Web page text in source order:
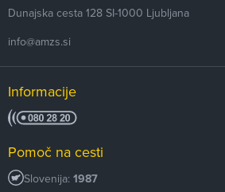
Dunajska cesta 128 SI-1000 Ljubljana
info@amzs.si
Informacije
Pomoč na cesti
Slovenija: 1987